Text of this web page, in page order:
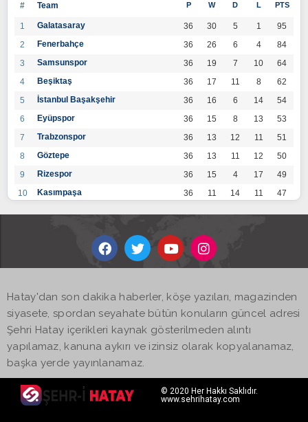
# Team P W D L PTS
1 Galatasaray 36 30 5 1
95
2
Fenerbahçe 36 26 6 4
84
3
Samsunspor 36 19 7 10
64
4
Beşiktaş 36 17 11 8
62
5
İstanbul Başakşehir 36 16 6 14
54
6
Eyüpspor 36 15 8 13
53
7
Trabzonspor 36 13 12 11
51
8
Göztepe 36 13 11 12
50
9
Rizespor 36 15 4 17
49
10
Kasımpaşa 36 11 14 11
47
36 12
14
Kayserispor 36 11 12 13
45
17
Hatayspor 36
19
Adana Demirspor
Hatay'dan son dakika haberler, köşe yazıları, magazinden
siyasete, spordan seyahate bütün konuların güncel adresi
Şehri Hatay içerikleri kaynak gösterilmeden alıntı
yapılamaz, kanuna aykırı ve izinsiz olarak kopyalanamaz,
başka yerde yayınlanamaz.
© 2020 Her Hakkı Saklıdır.
www.sehrihatay.com